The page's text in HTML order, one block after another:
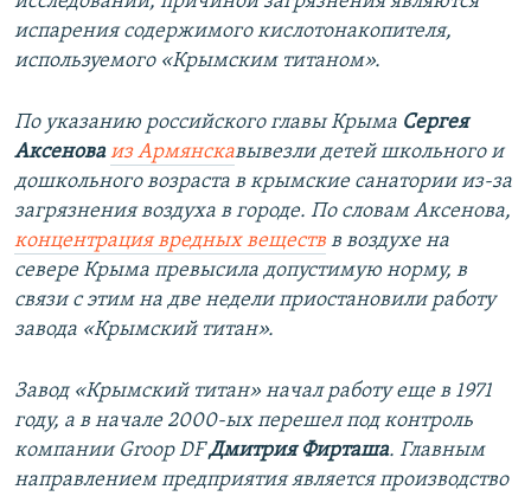
испарения содержимого кислотонакопителя,
используемого «Крымским титаном».
По указанию российского главы Крыма Сергея
Аксенова из Армянскавывезли детей школьного и
дошкольного возраста в крымские санатории из-за
загрязнения воздуха в городе. По словам Аксенова,
концентрация вредных веществ в воздухе на
севере Крыма превысила допустимую норму, в
связи с этим на две недели приостановили работу
завода «Крымский титан».
Завод «Крымский титан» начал работу еще в 1971
году, а в начале 2000-ых перешел под контроль
компании Groop DFДмитрия Фирташа. Главным
направлением предприятия является производство